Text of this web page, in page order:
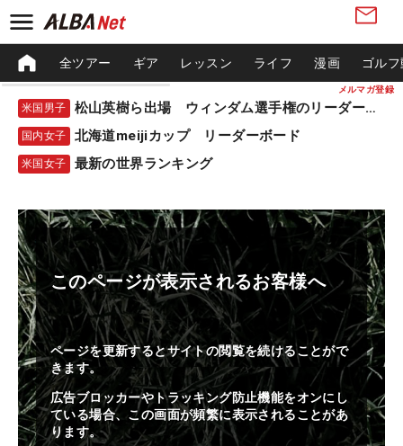
メルマガ登録
全ツアー ギア レッスン ライフ 漫画 ゴル
米国男子 松山英樹ら出場 ウィンダム選手権のリーダーボード
国内女子 北海道meijiカップ リーダーボード
米国女子 最新の世界ランキング
このページが表示されるお客様へ
ページを更新するとサイトの閲覧を続けることがで
きます。
広告ブロッカーやトラッキング防止機能をオンにし
ている場合、この画面が頻繁に表示されることがあ
ります。